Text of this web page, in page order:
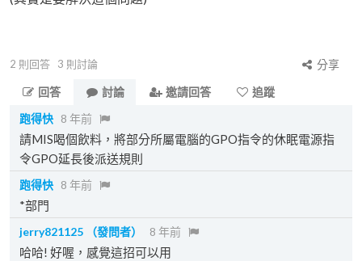
2 則回答 3 則討論
分享
回答
討論 邀請回答
追蹤
跑得快 8 年前
請MIS喝個飲料，將部分所屬電腦的GPO指令的休眠電源指
令GPO延長後派送規則
跑得快 8 年前
*部門
jerry821125 （發問者） 8 年前
哈哈! 好喔，感覺這招可以用